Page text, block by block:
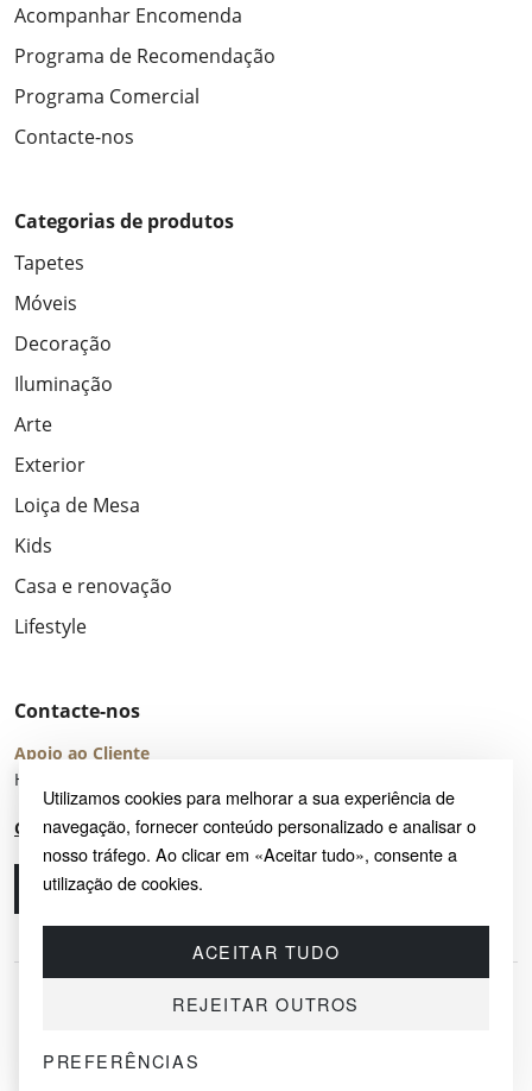
Utilizamos cookies para melhorar a sua experiência de
navegação, fornecer conteúdo personalizado e analisar o
nosso tráfego. Ao clicar em «Aceitar tudo», consente a
utilização de cookies.
ACEITAR TUDO
REJEITAR OUTROS
PREFERÊNCIAS
Acompanhar Encomenda
Programa de Recomendação
Programa Comercial
Contacte-nos
Categorias de produtos
Tapetes
Móveis
Decoração
Iluminação
Arte
Exterior
Loiça de Mesa
Kids
Casa e renovação
Lifestyle
Contacte-nos
Apoio ao Cliente
Horário de Atendimento: seg – sex 8:00 – 16:00 (UTC+2)
Centro de Ajuda
Ligue-nos
© 2026 SAYRUG OÜ · KESKLINNA LINNAOSA, AHTRI TN 12, 10151, TALLINN,